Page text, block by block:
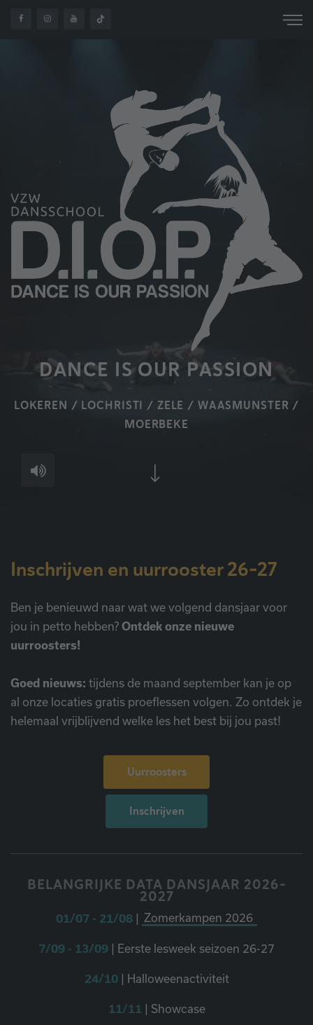
DANCE IS OUR PASSION
LOKEREN / LOCHRISTI / ZELE / WAASMUNSTER /
MOERBEKE
Inschrijven en uurrooster 26-27
Ben je benieuwd naar wat we volgend dansjaar voor
jou in petto hebben? Ontdek onze nieuwe
uurroosters!
Goed nieuws: tijdens de maand september kan je op
al onze locaties gratis proeflessen volgen. Zo ontdek je
helemaal vrijblijvend welke les het best bij jou past!
Uurroosters
Inschrijven
BELANGRIJKE DATA DANSJAAR 2026-
2027
01/07 - 21/08 | Zomerkampen 2026
7/09 - 13/09 | Eerste lesweek seizoen 26-27
24/10 | Halloweenactiviteit
11/11 | Showcase